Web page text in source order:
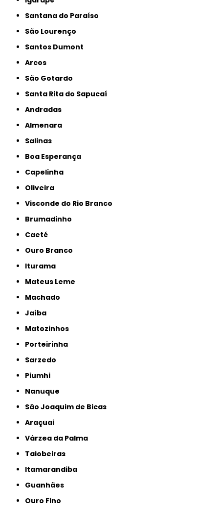
Santana do Paraíso
São Lourenço
Santos Dumont
Arcos
São Gotardo
Santa Rita do Sapucaí
Andradas
Almenara
Salinas
Boa Esperança
Capelinha
Oliveira
Visconde do Rio Branco
Brumadinho
Caeté
Ouro Branco
Iturama
Mateus Leme
Machado
Jaíba
Matozinhos
Porteirinha
Sarzedo
Piumhi
Nanuque
São Joaquim de Bicas
Araçuaí
Várzea da Palma
Taiobeiras
Itamarandiba
Guanhães
Ouro Fino